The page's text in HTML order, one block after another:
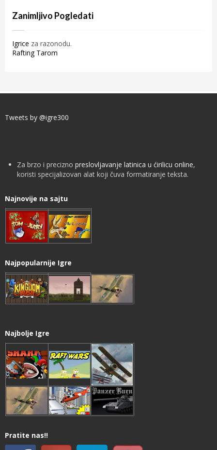
Zanimljivo Pogledati
Igrice za razonodu.
Rafting Tarom
Tweets by @igre300
Za brzo i precizno preslovljavanje latinica u ćirilicu online,
koristi specijalizovan alat koji čuva formatiranje teksta.
Najnovije na sajtu
Najpopularnije Igre
Najbolje Igre
Pratite nas!!